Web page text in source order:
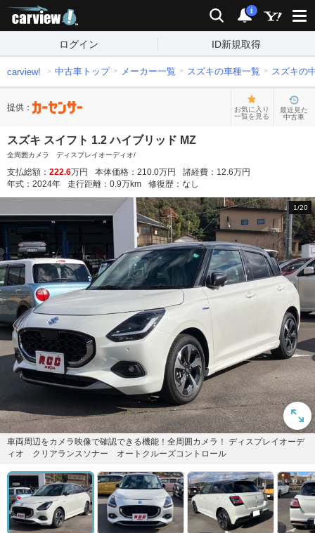
検索 通知
i
ログイン ID新規取得
carview! 中古車トップ メーカー一覧 スズキの車種一覧 スズキの
提供：
お気に入り
一覧を見る
最近見た
中古車
スズキ スイフト 1.2 ハイブリッド MZ
全周囲カメラ ディスプレイオーディオ/
支払総額： 222.6万円 本体価格： 210.0万円 諸経費： 12.6万円
年式： 2024年 走行距離： 0.9万km 修復歴： なし
1/20
車両周辺をカメラ映像で確認できる機能！全周囲カメラ！ ディスプレイオーデ
ィオ クリアランスソナー オートクルーズコントロール